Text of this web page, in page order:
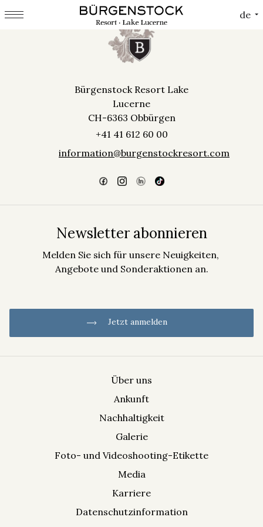
de
Newsletter abonnieren
Melden Sie sich für unsere Neuigkeiten,
Angebote und Sonderaktionen an.
Informationen zur Verarbeitung Ihrer Daten finden Sie in der
Datenschutzinformation
Jetzt anmelden
Bürgenstock Resort Lake
Lucerne
CH-6363 Obbürgen
+41 41 612 60 00
information@burgenstockresort.com
Über uns
Ankunft
Nachhaltigkeit
Galerie
Foto- und Videoshooting-Etikette
Media
Karriere
Datenschutzinformation
Cookie-Einstellungen